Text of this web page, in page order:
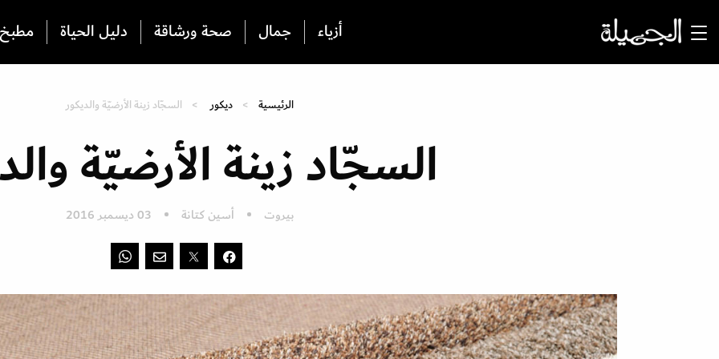
أزياء جمال صحة ورشاقة دليل الحياة
الرئيسية ديكور السجّاد زينة الأرضيّة والديكور
السجّاد زينة الأرضيّة
بيروت أسين كتانة 03 ديسمبر 2016